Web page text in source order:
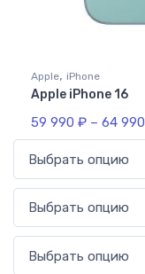
Apple, iPhone
Apple iPhone 16
59 990 ₽ – 64 990